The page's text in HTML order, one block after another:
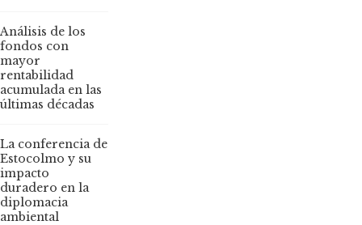
Análisis de los
fondos con
mayor
rentabilidad
acumulada en las
últimas décadas
La conferencia de
Estocolmo y su
impacto
duradero en la
diplomacia
ambiental